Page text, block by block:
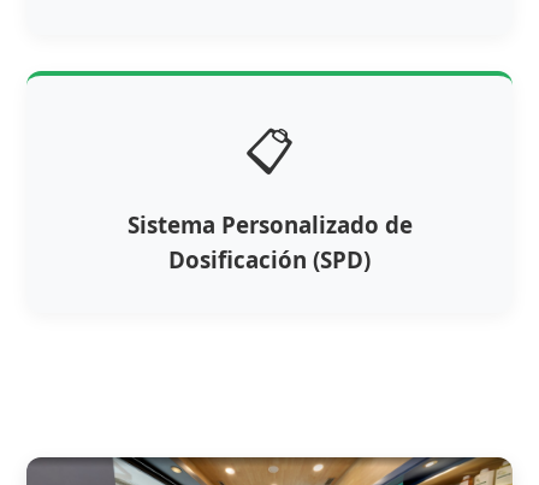
📋
Sistema Personalizado de
Dosificación (SPD)